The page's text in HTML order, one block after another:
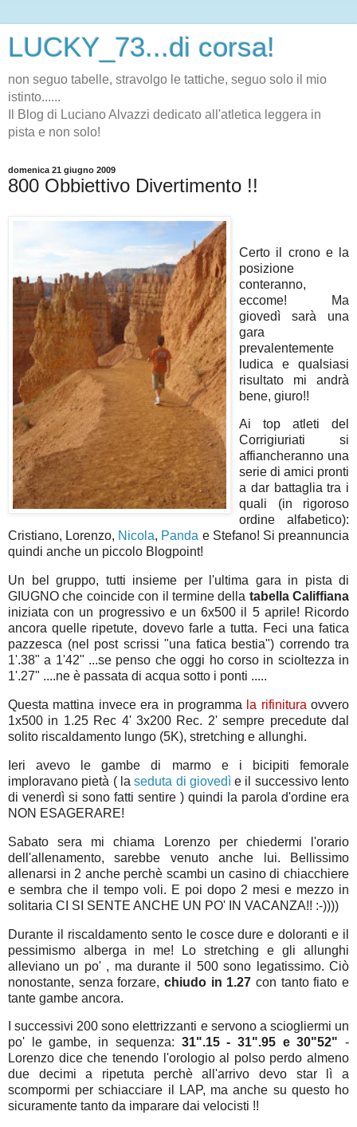
LUCKY_73...di corsa!
non seguo tabelle, stravolgo le tattiche, seguo solo il mio
istinto......
Il Blog di Luciano Alvazzi dedicato all'atletica leggera in
pista e non solo!
domenica 21 giugno 2009
800 Obbiettivo Divertimento !!
Certo il crono e la
posizione
conteranno,
eccome! Ma
giovedì sarà una
gara
prevalentemente
ludica e qualsiasi
risultato mi andrà
bene, giuro!!
Ai top atleti del
Corrigiuriati si
affiancheranno una
serie di amici pronti
a dar battaglia tra i
quali (in rigoroso
ordine alfabetico):
Cristiano, Lorenzo, Nicola, Panda e Stefano! Si preannuncia
quindi anche un piccolo Blogpoint!
Un bel gruppo, tutti insieme per l'ultima gara in pista di
GIUGNO che coincide con il termine della tabella Califfiana
iniziata con un progressivo e un 6x500 il 5 aprile! Ricordo
ancora quelle ripetute, dovevo farle a tutta. Feci una fatica
pazzesca (nel post scrissi "una fatica bestia") correndo tra
1'.38" a 1'42" ...se penso che oggi ho corso in scioltezza in
1'.27" ....ne è passata di acqua sotto i ponti .....
Questa mattina invece era in programma la rifinitura ovvero
1x500 in 1.25 Rec 4' 3x200 Rec. 2' sempre precedute dal
solito riscaldamento lungo (5K), stretching e allunghi.
Ieri avevo le gambe di marmo e i bicipiti femorale
imploravano pietà ( laseduta di giovedìe il successivo lento
di venerdì si sono fatti sentire ) quindi la parola d'ordine era
NON ESAGERARE!
Sabato sera mi chiama Lorenzo per chiedermi l'orario
dell'allenamento, sarebbe venuto anche lui. Bellissimo
allenarsi in 2 anche perchè scambi un casino di chiacchiere
e sembra che il tempo voli. E poi dopo 2 mesi e mezzo in
solitaria CI SI SENTE ANCHE UN PO' IN VACANZA!! :-))))
Durante il riscaldamento sento le cosce dure e doloranti e il
pessimismo alberga in me! Lo stretching e gli allunghi
alleviano un po' , ma durante il 500 sono legatissimo. Ciò
nonostante, senza forzare, chiudo in 1.27 con tanto fiato e
tante gambe ancora.
I successivi 200 sono elettrizzanti e servono a sciogliermi un
po' le gambe, in sequenza: 31".15 - 31".95 e 30"52" -
Lorenzo dice che tenendo l'orologio al polso perdo almeno
due decimi a ripetuta perchè all'arrivo devo star lì a
scompormi per schiacciare il LAP, ma anche su questo ho
sicuramente tanto da imparare dai velocisti !!